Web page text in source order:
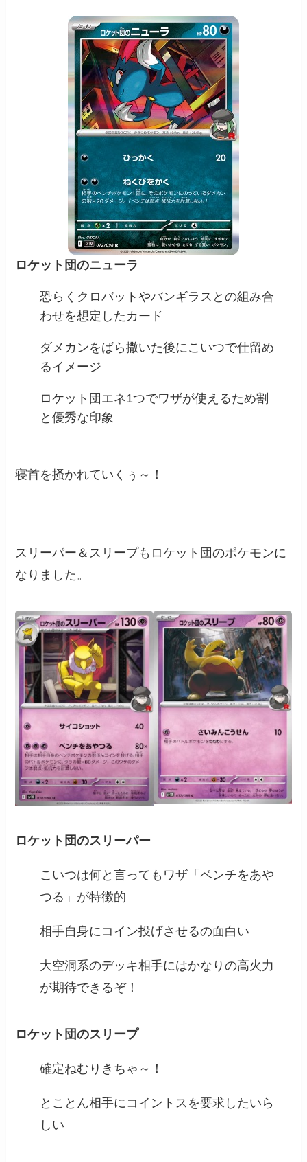
ロケット団のニューラ
恐らくクロバットやバンギラスとの組み合
わせを想定したカード
ダメカンをばら撒いた後にこいつで仕留め
るイメージ
ロケット団エネ1つでワザが使えるため割
と優秀な印象
寝首を掻かれていくぅ～！
スリーパー＆スリープもロケット団のポケモンに
なりました。
ロケット団のスリーパー
こいつは何と言ってもワザ「ベンチをあや
つる」が特徴的
相手自身にコイン投げさせるの面白い
大空洞系のデッキ相手にはかなりの高火力
が期待できるぞ！
ロケット団のスリープ
確定ねむりきちゃ～！
とことん相手にコイントスを要求したいら
しい